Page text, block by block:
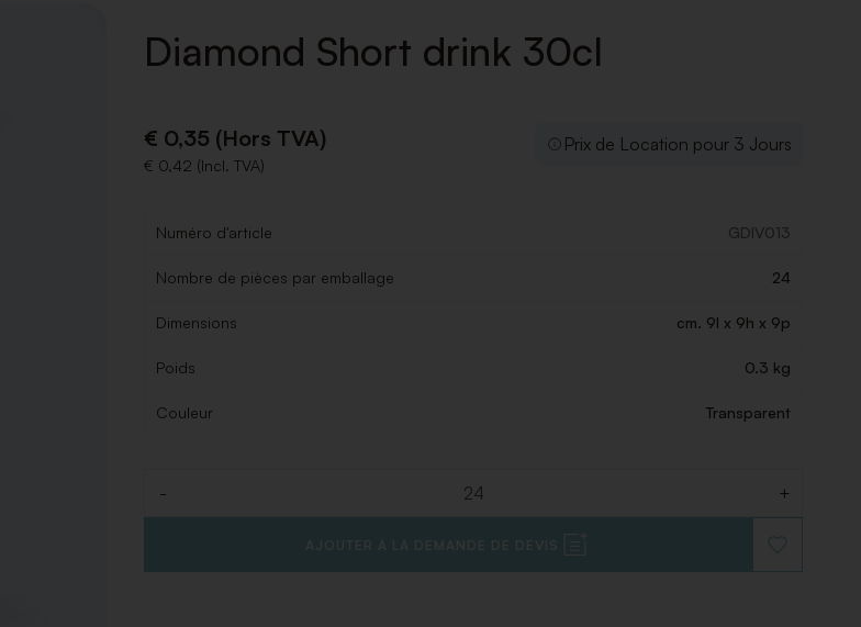
Diamond Short drink 30cl
€ 0,35 (Hors TVA)
€ 0,42 (Incl. TVA)
Prix de Location pour 3 Jours
Numéro d'article GDIV013
Nombre de pièces par emballage 24
Dimensions cm. 9l x 9h x 9p
Poids 0.3 kg
Couleur Transparent
- +
AJOUTER À LA DEMANDE DE DEVIS
À